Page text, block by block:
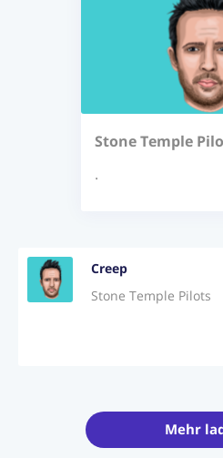
Stone Temple
.
Creep
Stone Temple Pilots
Mehr